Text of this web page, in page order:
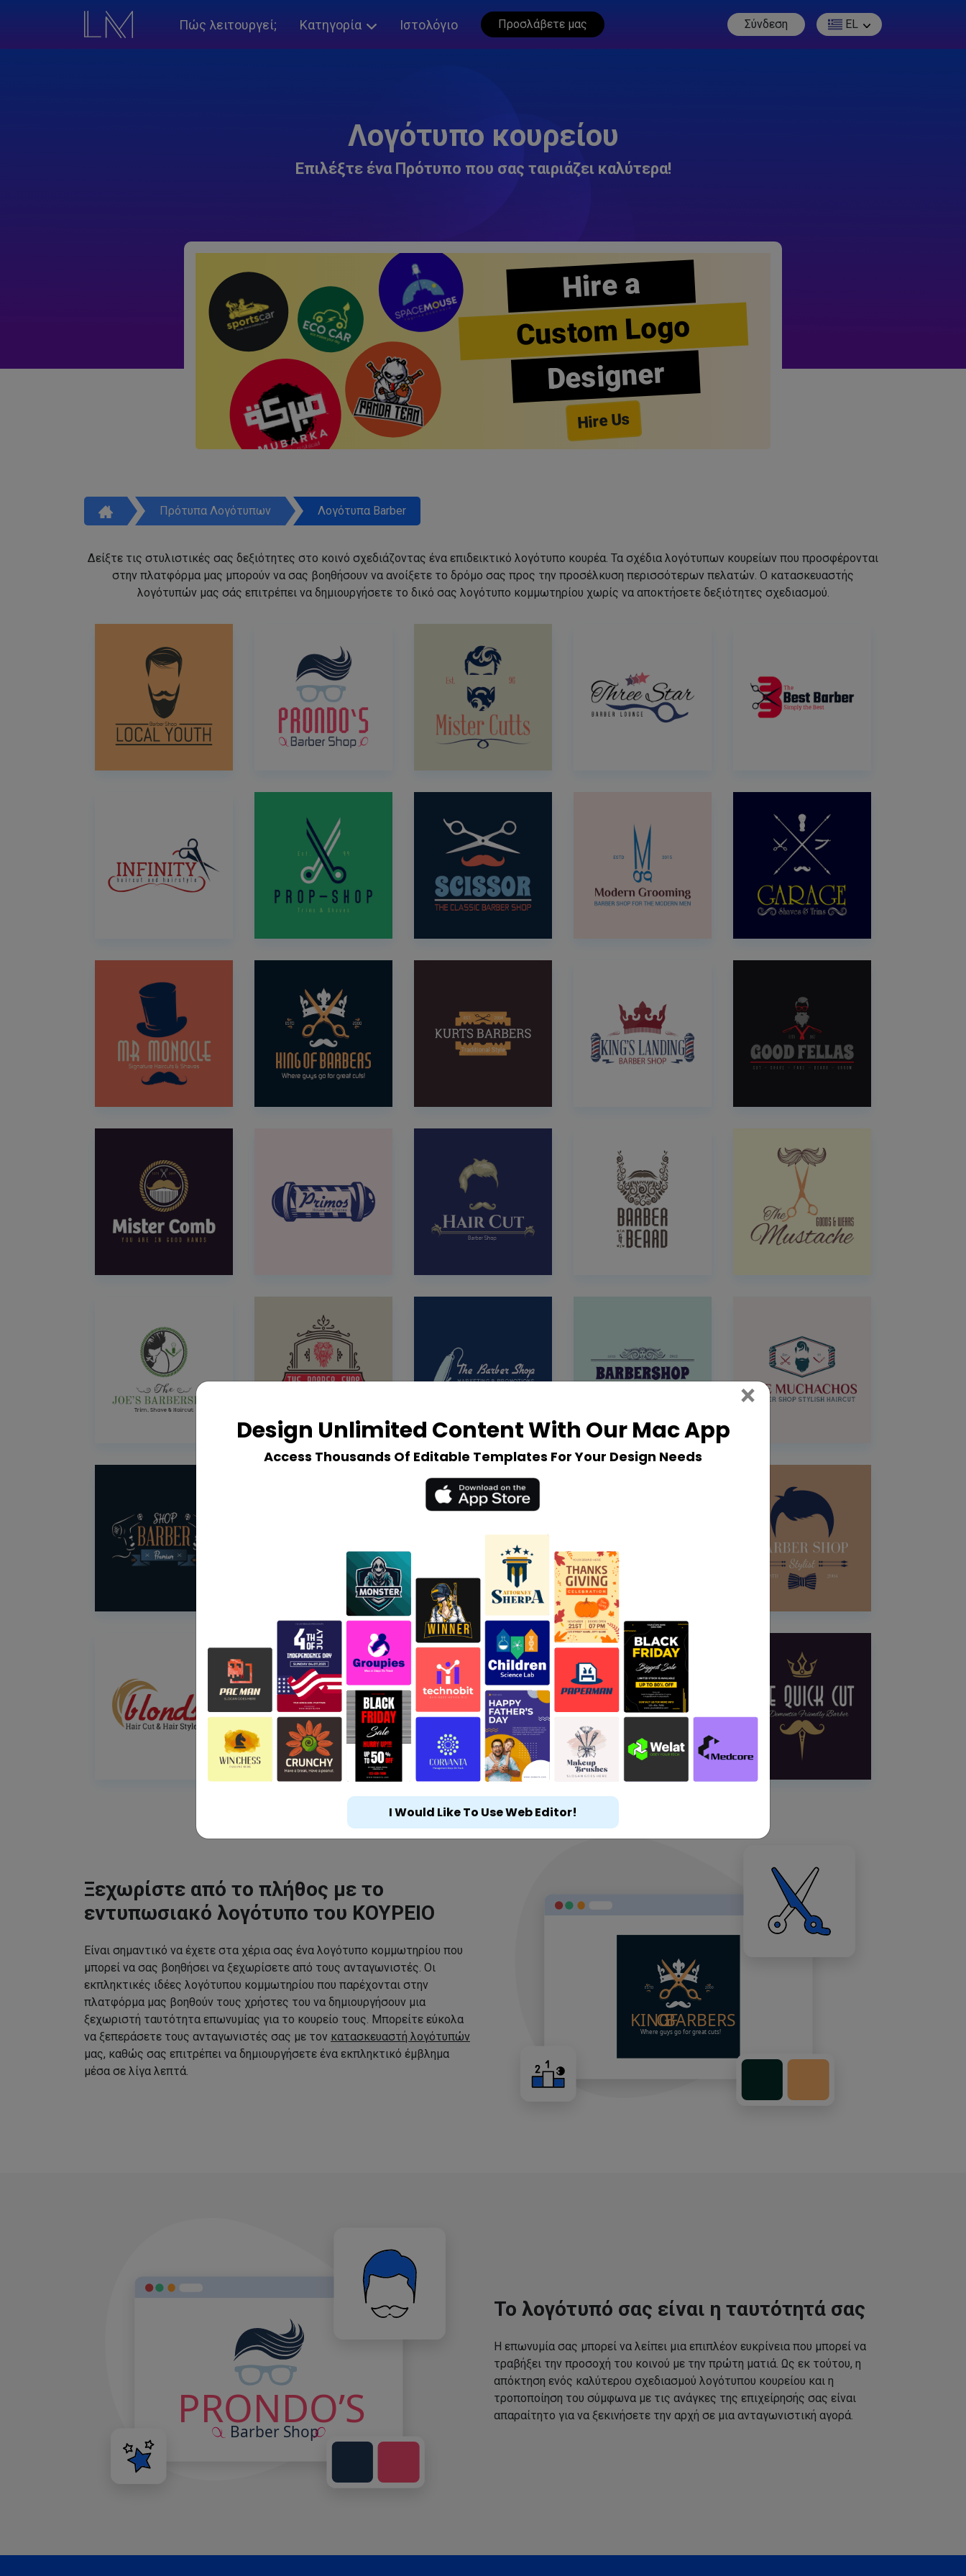
Πώς λειτουργεί; Κατηγορία Ιστολόγιο Προσλάβετε μας Σύνδεση EL
Λογότυπο κουρείου
Επιλέξτε ένα Πρότυπο που σας ταιριάζει καλύτερα!
Hire a
Custom Logo
Designer
Hire Us
Πρότυπα Λογότυπων Λογότυπα Barber
Δείξτε τις στυλιστικές σας δεξιότητες στο κοινό σχεδιάζοντας ένα επιδεικτικό λογότυπο κουρέα. Τα σχέδια λογότυπων κουρείων που προσφέρονται
στην πλατφόρμα μας μπορούν να σας βοηθήσουν να ανοίξετε το δρόμο σας προς την προσέλκυση περισσότερων πελατών. Ο κατασκευαστής
λογότυπών μας σάς επιτρέπει να δημιουργήσετε το δικό σας λογότυπο κομμωτηρίου χωρίς να αποκτήσετε δεξιότητες σχεδιασμού.
Ξεχωρίστε από το πλήθος με το
εντυπωσιακό λογότυπο του ΚΟΥΡΕΙΟ
Είναι σημαντικό να έχετε στα χέρια σας ένα λογότυπο κομμωτηρίου που
μπορεί να σας βοηθήσει να ξεχωρίσετε από τους ανταγωνιστές. Οι
εκπληκτικές ιδέες λογότυπου κομμωτηρίου που παρέχονται στην
πλατφόρμα μας βοηθούν τους χρήστες του να δημιουργήσουν μια
ξεχωριστή ταυτότητα επωνυμίας για το κουρείο τους. Μπορείτε εύκολα
να ξεπεράσετε τους ανταγωνιστές σας με τον κατασκευαστή λογότυπών
μας, καθώς σας επιτρέπει να δημιουργήσετε ένα εκπληκτικό έμβλημα
μέσα σε λίγα λεπτά.
Το λογότυπό σας είναι η ταυτότητά σας
Η επωνυμία σας μπορεί να λείπει μια επιπλέον ευκρίνεια που μπορεί να
τραβήξει την προσοχή του κοινού με την πρώτη ματιά. Ως εκ τούτου, η
απόκτηση ενός καλύτερου σχεδιασμού λογότυπου κουρείου και η
τροποποίηση του σύμφωνα με τις ανάγκες της επιχείρησής σας είναι
απαραίτητο για να ξεκινήσετε την αρχή σε μια ανταγωνιστική αγορά.
Design Unlimited Content With Our Mac App
Access Thousands Of Editable Templates For Your Design Needs
× Close
I Would Like To Use Web Editor!